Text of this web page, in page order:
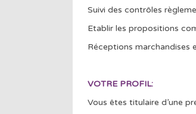
Suivi des contrôles
Etablir les propositions
Réceptions marchandises
VOTRE PROFIL:
Vous êtes titulaire d’une